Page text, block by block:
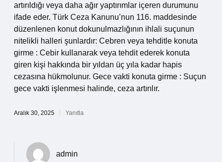
artırıldığı veya daha ağır yaptırımlar içeren durumunu
ifade eder. Türk Ceza Kanunu’nun 116. maddesinde
düzenlenen konut dokunulmazlığının ihlali suçunun
nitelikli halleri şunlardır: Cebren veya tehditle konuta
girme : Cebir kullanarak veya tehdit ederek konuta
giren kişi hakkında bir yıldan üç yıla kadar hapis
cezasına hükmolunur. Gece vakti konuta girme : Suçun
gece vakti işlenmesi halinde, ceza artırılır.
Aralık 30, 2025 Yanıtla
admin